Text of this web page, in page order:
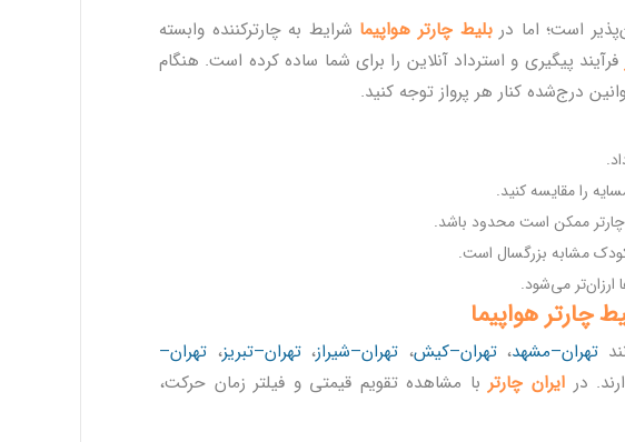
است؛ اما دربلیط چارتر هواپیما شرایط به چارترکننده وابسته
فرآیند پیگیری و استرداد آنلاین را برای شما ساده کرده است. هنگام
درج‌شده کنار هر پرواز توجه کنید.
را مقایسه کنید.
چارتر ممکن است محدود باشد.
مشابه بزرگسال است.
ارزان‌تر می‌شود.
چارتر هواپیما
تهران–مشهد،تهران–کیش، تهران–شیراز،تهران–تبریز، تهران–
در ایران چارتربا مشاهده تقویم قیمتی و فیلتر زمان حرکت،